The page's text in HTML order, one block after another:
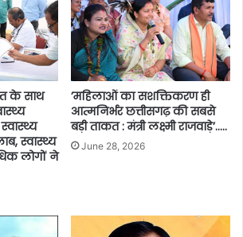
के साथ
स्वास्थ्य
लोगों ने
’महिलाओं का सशक्तिकरण ही
आत्मनिर्भर छत्तीसगढ़ की सबसे
बड़ी ताकत : मंत्री लक्ष्मी राजवाड़े’…..
June 28, 2026